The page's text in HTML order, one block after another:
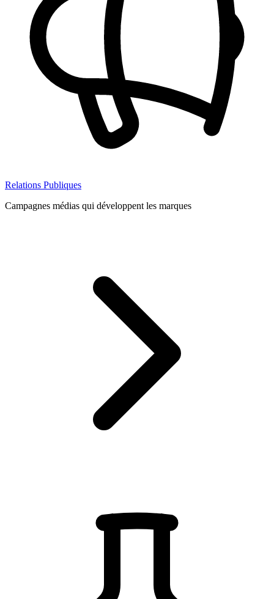
Relations Publiques
Campagnes médias qui développent les marques